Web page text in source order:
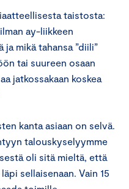
taistosta:
ay-liikkeen
mikä tahansa ”diili”
tai suureen osaan
jatkossakaan koskea
kanta asiaan on selvä.
talouskyselyymme
oli sitä mieltä, että
sellaisenaan. Vain 15